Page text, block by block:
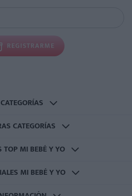
REGISTRARME
CATEGORÍAS
CATEGORÍAS
TOP MI BEBÉ Y YO
MI BEBÉ Y YO